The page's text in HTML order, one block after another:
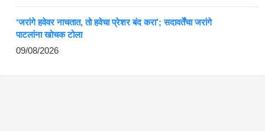
‘जरांगे हवेवर नाचतात, तो हवेचा प्रेशर बंद करा’; सदावर्तेंचा जरांगे
पाटलांना खोचक टोला
09/08/2026